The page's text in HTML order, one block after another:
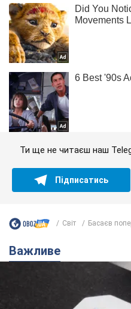
Ти ще не читаєш наш
Підписатись
Світ Басаєв
Важливе